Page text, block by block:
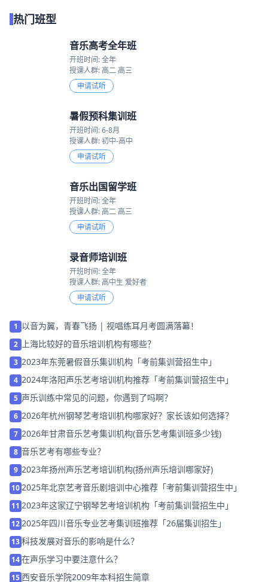
热门班型
音乐高考全年班
开班时间: 全年
授课人群: 高二 高三
申请试听
暑假预科集训班
开班时间: 6-8月
授课人群: 初中-高中
申请试听
音乐出国留学班
开班时间: 全年
授课人群: 高二 高三
申请试听
录音师培训班
开班时间: 全年
授课人群: 高中生 爱好者
申请试听
1 以音为翼，青春飞扬 | 视唱练耳月考圆满落幕！
2 上海比较好的音乐培训机构有哪些？
3 2023年东莞暑假音乐集训机构「考前集训营招生中」
4 2024年洛阳声乐艺考培训机构推荐「考前集训营招生中」
5 声乐训练中常见的问题，你遇到了吗啊？
6 2026年杭州钢琴艺考培训机构哪家好？家长该如何选择？
7 2026年甘肃音乐艺考集训机构(音乐艺考集训班多少钱)
8 音乐艺考有哪些专业？
9 2023年扬州声乐艺考培训机构(扬州声乐培训哪家好)
10 2025年北京艺考音乐剧培训中心推荐「考前集训营招生中」
11 2023年这家辽宁钢琴艺考培训机构「考前集训营招生中」
12 2025年四川音乐专业艺考集训班推荐「26届集训招生」
13科技发展对音乐的影响是什么？
14在声乐学习中要注意什么？
15西安音乐学院2009年本科招生简章